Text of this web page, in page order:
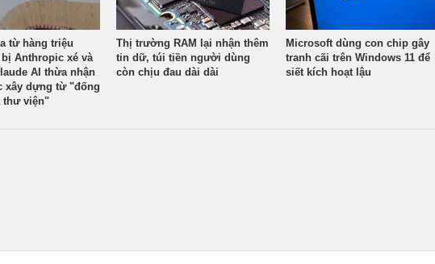
từ hàng triệu
Anthropic xé và
AI thừa nhận
xây dựng từ "đống
thư viện"
Thị trường RAM lại nhận thêm
tin dữ, túi tiền người dùng
còn chịu đau dài dài
Microsoft dùng con chip gây
tranh cãi trên Windows 11 để
siết kích hoạt lậu